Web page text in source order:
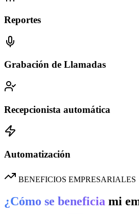
Reportes
Grabación de Llamadas
Recepcionista automática
Automatización
BENEFICIOS EMPRESARIALES
¿Cómo se beneficia mi